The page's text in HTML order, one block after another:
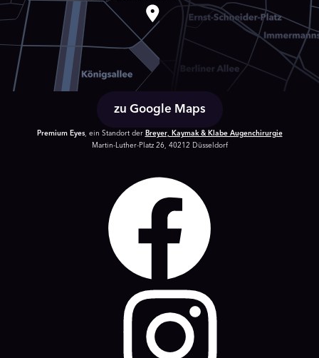
zu Google Maps
Premium Eyes, ein Standort der Breyer, Kaymak & Klabe Augenchirurgie
Martin-Luther-Platz 26, 40212 Düsseldorf